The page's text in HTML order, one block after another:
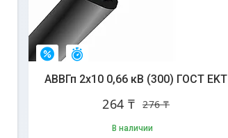
–4%
АВВГп 2х10 0,66 кВ (300) ГОСТ EKT
276 ₸
264 ₸
В наличии